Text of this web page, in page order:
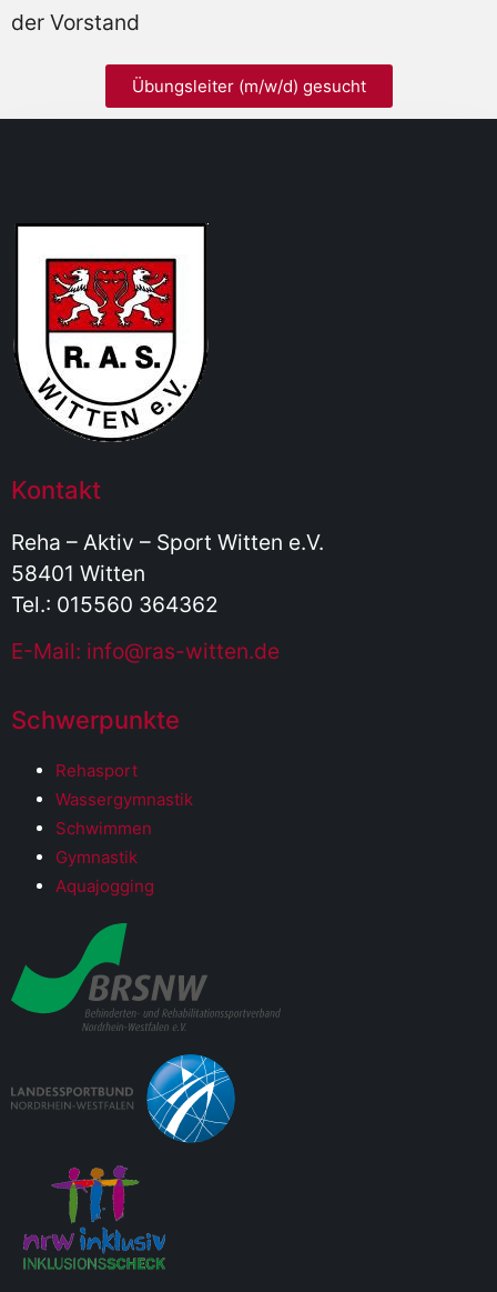
der Vorstand
Übungsleiter (m/w/d) gesucht
Kontakt
Reha – Aktiv – Sport Witten e.V.
58401 Witten
Tel.: 015560 364362
E-Mail: info@ras-witten.de
Schwerpunkte
Rehasport
Wassergymnastik
Schwimmen
Gymnastik
Aquajogging